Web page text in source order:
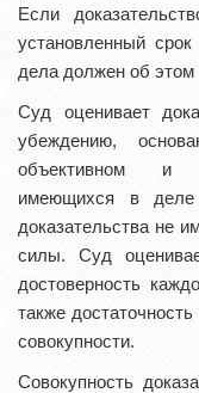
Если
установленный
дела должен об
Суд оценивает
убеждению,
объективном и
имеющихся в деле
доказательства не
силы. Суд
достоверность
также
совокупности.
Совокупность